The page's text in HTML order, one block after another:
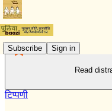
Subscribe Sign in
Read
टिप्पणी